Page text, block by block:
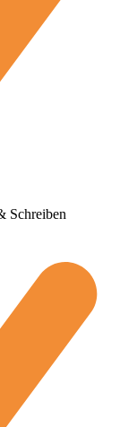
Schreiben